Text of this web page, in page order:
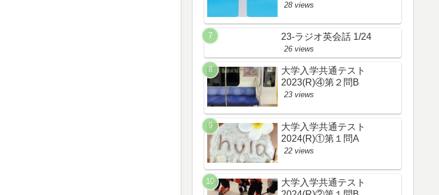
28 views
23-ラジオ英会話 1/24
26 views
大学入学共通テスト
2023(R)④第２問B
23 views
大学入学共通テスト
2024(R)①第１問A
22 views
大学入学共通テスト